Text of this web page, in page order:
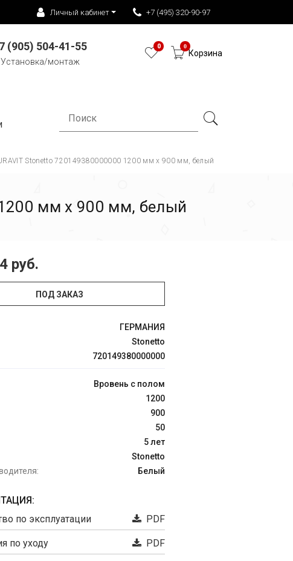
Личный кабинет +7 (495) 320-90-97
(905) 504-41-55
Установка/монтаж
0 0
Корзина
Stonetto 720149380000000 1200 мм х 900 мм, белый
мм х 900 мм, белый
руб.
ПОД ЗАКАЗ
ГЕРМАНИЯ
Stonetto
720149380000000
Вровень с полом
1200
900
50
5 лет
Stonetto
Белый
по эксплуатации
PDF
по уходу PDF